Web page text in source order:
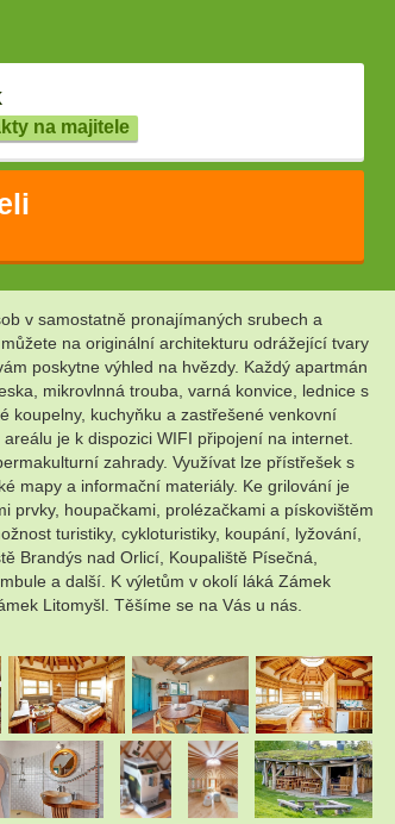
na majitele
v samostatně pronajímaných srubech a
na originální architekturu odrážející tvary
poskytne výhled na hvězdy. Každý apartmán
mikrovlnná trouba, varná konvice, lednice s
koupelny, kuchyňku a zastřešené venkovní
je k dispozici WIFI připojení na internet.
zahrady. Využívat lze přístřešek s
mapy a informační materiály. Ke grilování je
prvky, houpačkami, prolézačkami a pískovištěm
turistiky, cykloturistiky, koupání, lyžování,
Brandýs nad Orlicí, Koupaliště Písečná,
a další. K výletům v okolí láká Zámek
Litomyšl. Těšíme se na Vás u nás.